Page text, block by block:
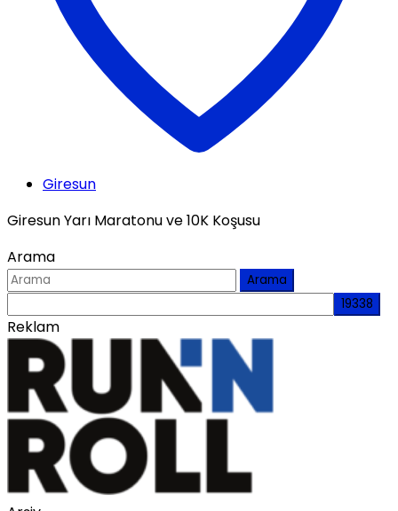
Giresun
Giresun Yarı Maratonu ve 10K Koşusu
Arama
Arama
Reklam